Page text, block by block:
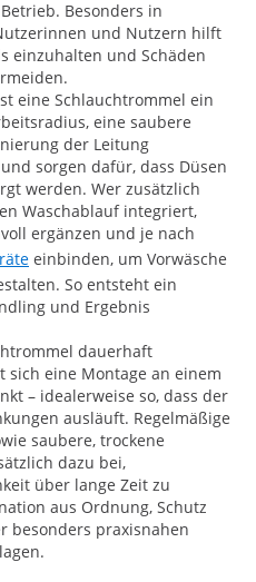
Besonders in
und Nutzern hilft
einzuhalten und Schäden
eine Schlauchtrommel ein
eine saubere
der Leitung
sorgen dafür, dass Düsen
werden. Wer zusätzlich
Waschablauf integriert,
ergänzen und je nach
einbinden, um Vorwäsche
So entsteht ein
und Ergebnis
dauerhaft
sich eine Montage an einem
– idealerweise so, dass der
ausläuft. Regelmäßige
saubere, trockene
dazu bei,
über lange Zeit zu
aus Ordnung, Schutz
besonders praxisnahen